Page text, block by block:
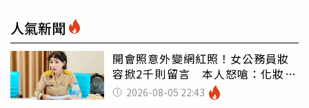
人氣新聞
開會照意外變網紅照！女公務員妝
容掀2千則留言 本人怒嗆：化妝有
錯嗎2026-08-05 22:43